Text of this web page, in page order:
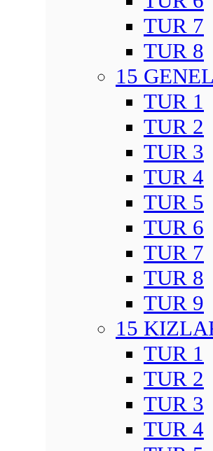
TUR 7
TUR 8
15 GENEL
TUR 1
TUR 2
TUR 3
TUR 4
TUR 5
TUR 6
TUR 7
TUR 8
TUR 9
15
TUR 1
TUR 2
TUR 3
TUR 4